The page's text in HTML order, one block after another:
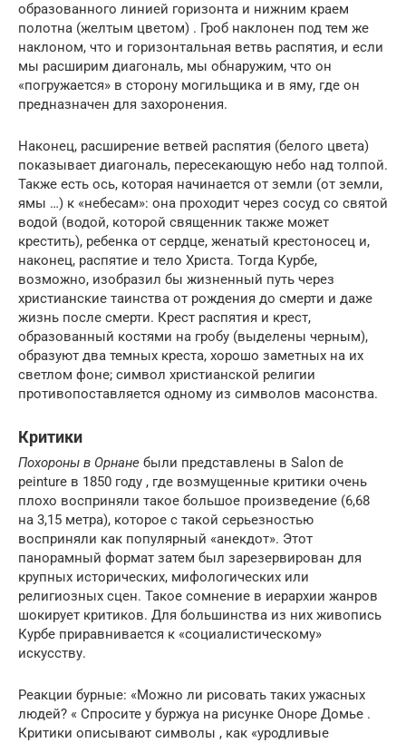
образованного линией горизонта и нижним краем
полотна (желтым цветом) . Гроб наклонен под тем же
наклоном, что и горизонтальная ветвь распятия, и если
мы расширим диагональ, мы обнаружим, что он
«погружается» в сторону могильщика и в яму, где он
предназначен для захоронения.
Наконец, расширение ветвей распятия (белого цвета)
показывает диагональ, пересекающую небо над толпой.
Также есть ось, которая начинается от земли (от земли,
ямы …) к «небесам»: она проходит через сосуд со святой
водой (водой, которой священник также может
крестить), ребенка от сердце, женатый крестоносец и,
наконец, распятие и тело Христа. Тогда Курбе,
возможно, изобразил бы жизненный путь через
христианские таинства от рождения до смерти и даже
жизнь после смерти. Крест распятия и крест,
образованный костями на гробу (выделены черным),
образуют два темных креста, хорошо заметных на их
светлом фоне; символ христианской религии
противопоставляется одному из символов масонства.
Критики
Похороны в Орнане были представлены в Salon de
peinture в 1850 году , где возмущенные критики очень
плохо восприняли такое большое произведение (6,68
на 3,15 метра), которое с такой серьезностью
восприняли как популярный «анекдот». Этот
панорамный формат затем был зарезервирован для
крупных исторических, мифологических или
религиозных сцен. Такое сомнение в иерархии жанров
шокирует критиков. Для большинства из них живопись
Курбе приравнивается к «социалистическому»
искусству.
Реакции бурные: «Можно ли рисовать таких ужасных
людей? « Спросите у буржуа на рисунке Оноре Домье .
Критики описывают символы , как «уродливые